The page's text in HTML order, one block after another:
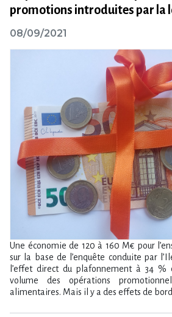
promotions introduites par la
08/09/2021
Une économie de 120 à 160 M€ pour
sur la base de l​‌’enquête conduite par
l’effet direct du plafonnement à 34
volume des opérations
alimentaires. Mais il y a des effets de